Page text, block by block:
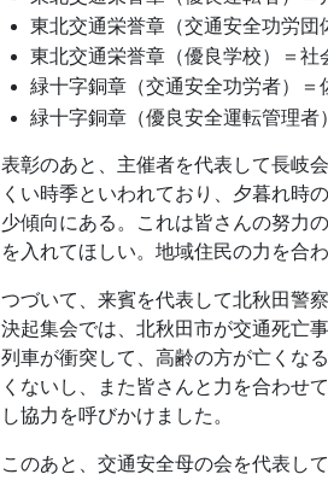
東北交通栄誉章（交通安全功労
東北交通栄誉章（優良学校）＝社
緑十字銅章（交通安全功労者）
緑十字銅章（優良安全運転管理者
表彰のあと、主催者を代表して長岐
くい時季といわれており、夕暮れ時
少傾向にある。これは皆さんの努力
を入れてほしい。地域住民の力を合
つづいて、来賓を代表して北秋田警
決起集会では、北秋田市が交通死亡
列車が衝突して、高齢の方が亡くな
くないし、また皆さんと力を合わせ
し協力を呼びかけました。
このあと、交通安全母の会を代表し